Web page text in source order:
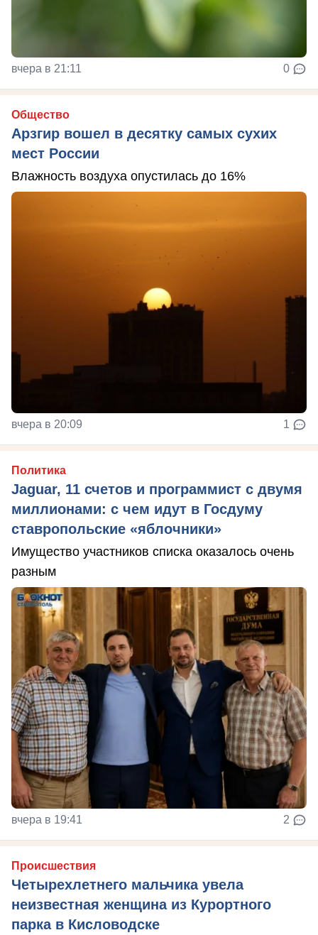
вчера в 21:11 0
Общество
Арзгир вошел в десятку самых сухих
мест России
Влажность воздуха опустилась до 16%
вчера в 20:09 1
Политика
Jaguar, 11 счетов и программист с двумя
миллионами: с чем идут в Госдуму
ставропольские «яблочники»
Имущество участников списка оказалось очень
разным
вчера в 19:41 2
Происшествия
Четырехлетнего мальчика увела
неизвестная женщина из Курортного
парка в Кисловодске